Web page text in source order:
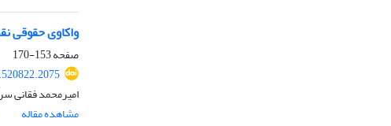
واکاوی حقوقی
صفحه153-170
امیرمحمد فقانی
مشاهده مقاله